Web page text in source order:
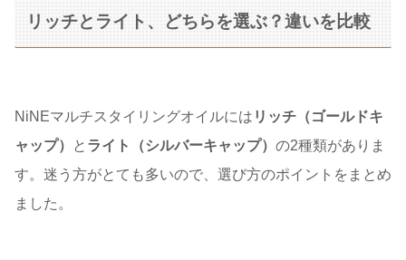
リッチとライト、どちらを選ぶ？違いを比較
NiNEマルチスタイリングオイルには リッチ（ゴールドキ
ャップ）
と ライト（シルバーキャップ） の2種類がありま
す。迷う方がとても多いので、選び方のポイントをまとめ
ました。